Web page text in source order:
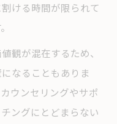
用する人の傾向と
活の落とし穴と注
ある失敗要因の解
ける時間が限られて
観が混在するため、
なることもありま
ウンセリングやサポ
ングにとどまらない